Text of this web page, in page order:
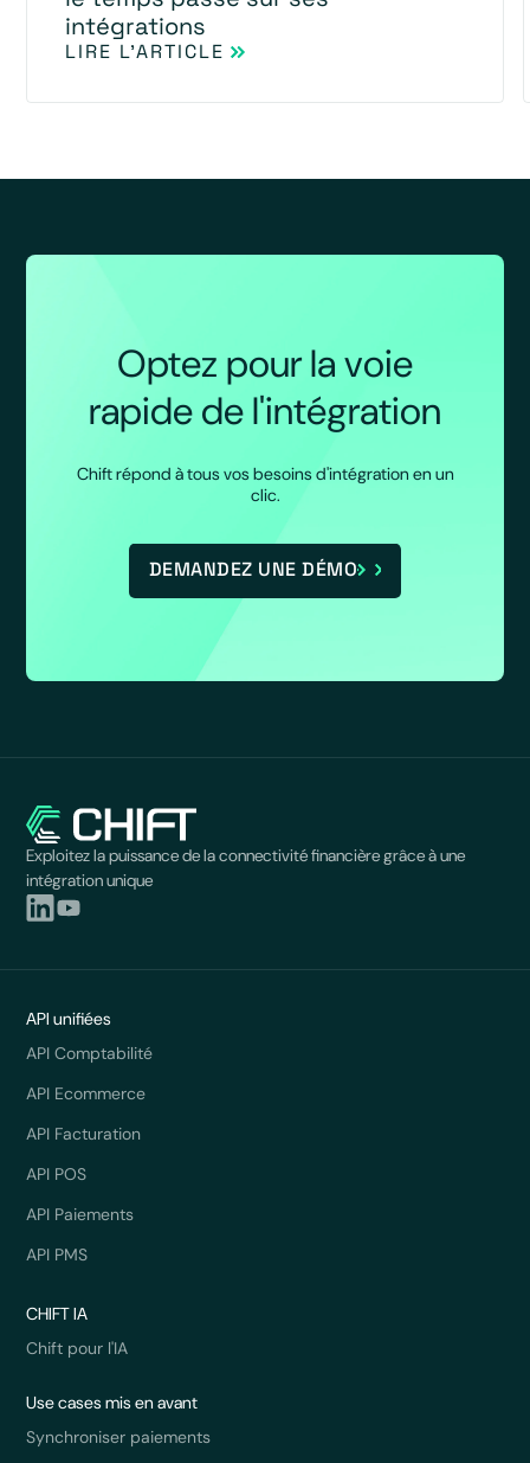
intégrations
LIRE L'ARTICLE
Optez pour la voie
rapide de l'intégration
Chift répond à tous vos besoins d'intégration en un
clic.
DEMANDEZ UNE DÉMO
Exploitez la puissance de la connectivité financière grâce à une
intégration unique
API unifiées
API Comptabilité
API Ecommerce
API Facturation
API POS
API Paiements
API PMS
CHIFT IA
Chift pour l'IA
Use cases mis en avant
Synchroniser paiements